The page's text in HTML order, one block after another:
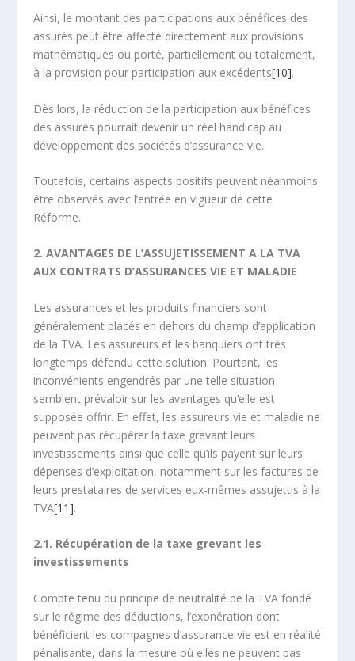
Ainsi, le montant des participations aux bénéfices des
assurés peut être affecté directement aux provisions
mathématiques ou porté, partiellement ou totalement,
à la provision pour participation aux excédents[10].
Dès lors, la réduction de la participation aux bénéfices
des assurés pourrait devenir un réel handicap au
développement des sociétés d’assurance vie.
Toutefois, certains aspects positifs peuvent néanmoins
être observés avec l’entrée en vigueur de cette
Réforme.
2. AVANTAGES DE L’ASSUJETISSEMENT A LA TVA
AUX CONTRATS D’ASSURANCES VIE ET MALADIE
Les assurances et les produits financiers sont
généralement placés en dehors du champ d’application
de la TVA. Les assureurs et les banquiers ont très
longtemps défendu cette solution. Pourtant, les
inconvénients engendrés par une telle situation
semblent prévaloir sur les avantages qu’elle est
supposée offrir. En effet, les assureurs vie et maladie ne
peuvent pas récupérer la taxe grevant leurs
investissements ainsi que celle qu’ils payent sur leurs
dépenses d’exploitation, notamment sur les factures de
leurs prestataires de services eux-mêmes assujettis à la
TVA[11].
2.1. Récupération de la taxe grevant les
investissements
Compte tenu du principe de neutralité de la TVA fondé
sur le régime des déductions, l’exonération dont
bénéficient les compagnes d’assurance vie est en réalité
pénalisante, dans la mesure où elles ne peuvent pas